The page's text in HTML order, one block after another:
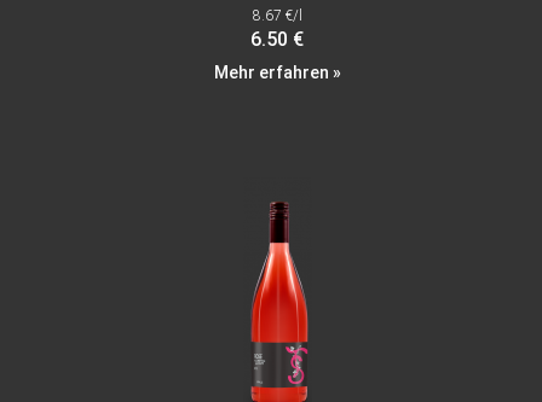
8.67 €/l
6.50 €
Mehr erfahren »